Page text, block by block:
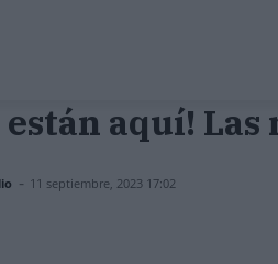
están aquí!
- 11 septiembre, 2023 17:02